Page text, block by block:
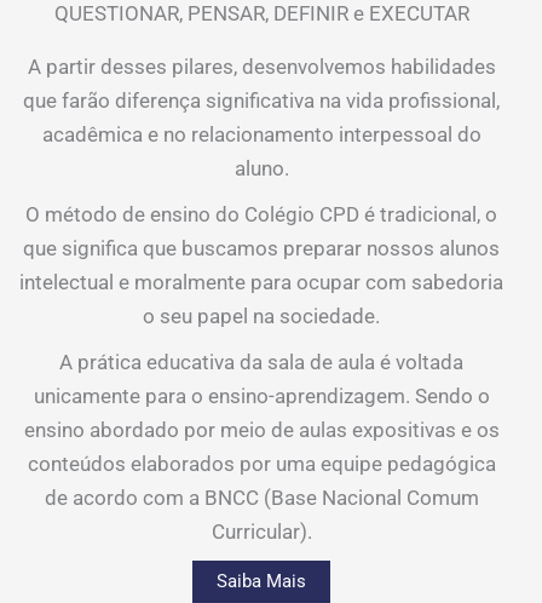
QUESTIONAR, PENSAR, DEFINIR e EXECUTAR
A partir desses pilares, desenvolvemos habilidades
que farão diferença significativa na vida profissional,
acadêmica e no relacionamento interpessoal do
aluno.
O método de ensino do Colégio CPD é tradicional, o
que significa que buscamos preparar nossos alunos
intelectual e moralmente para ocupar com sabedoria
o seu papel na sociedade.
A prática educativa da sala de aula é voltada
unicamente para o ensino-aprendizagem. Sendo o
ensino abordado por meio de aulas expositivas e os
conteúdos elaborados por uma equipe pedagógica
de acordo com a BNCC (Base Nacional Comum
Curricular).
Saiba Mais